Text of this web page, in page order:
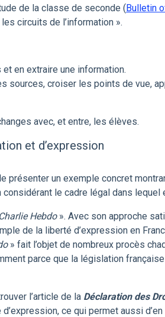
de la classe de seconde (Bulletin
circuits de l’information ».
en extraire une information.
sources, croiser les points de vue,
avec, et entre, les élèves.
et d’expression
présenter un exemple concret
le cadre légal dans lequel
Charlie Hebdo». Avec son approche
de la liberté d’expression en
» fait l’objet de nombreux procès
parce que la législation
l’article de la Déclaration des
ce qui permet aussi